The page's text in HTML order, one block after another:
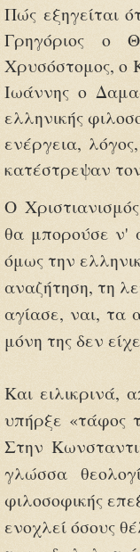
Πώς εξηγείται
Γρηγόριος ο
Χρυσόστομος, ο
Ιωάννης ο
ελληνικής
ενέργεια,
κατέστρεψαν
Ο
θα μπορούσε ν'
όμως την
αναζήτηση, τη
αγίασε, ναι, τα
μόνη της δεν
Και ειλικρινά,
υπήρξε «τάφος
Στην
γλώσσα
φιλοσοφικής
ενοχλεί όσους